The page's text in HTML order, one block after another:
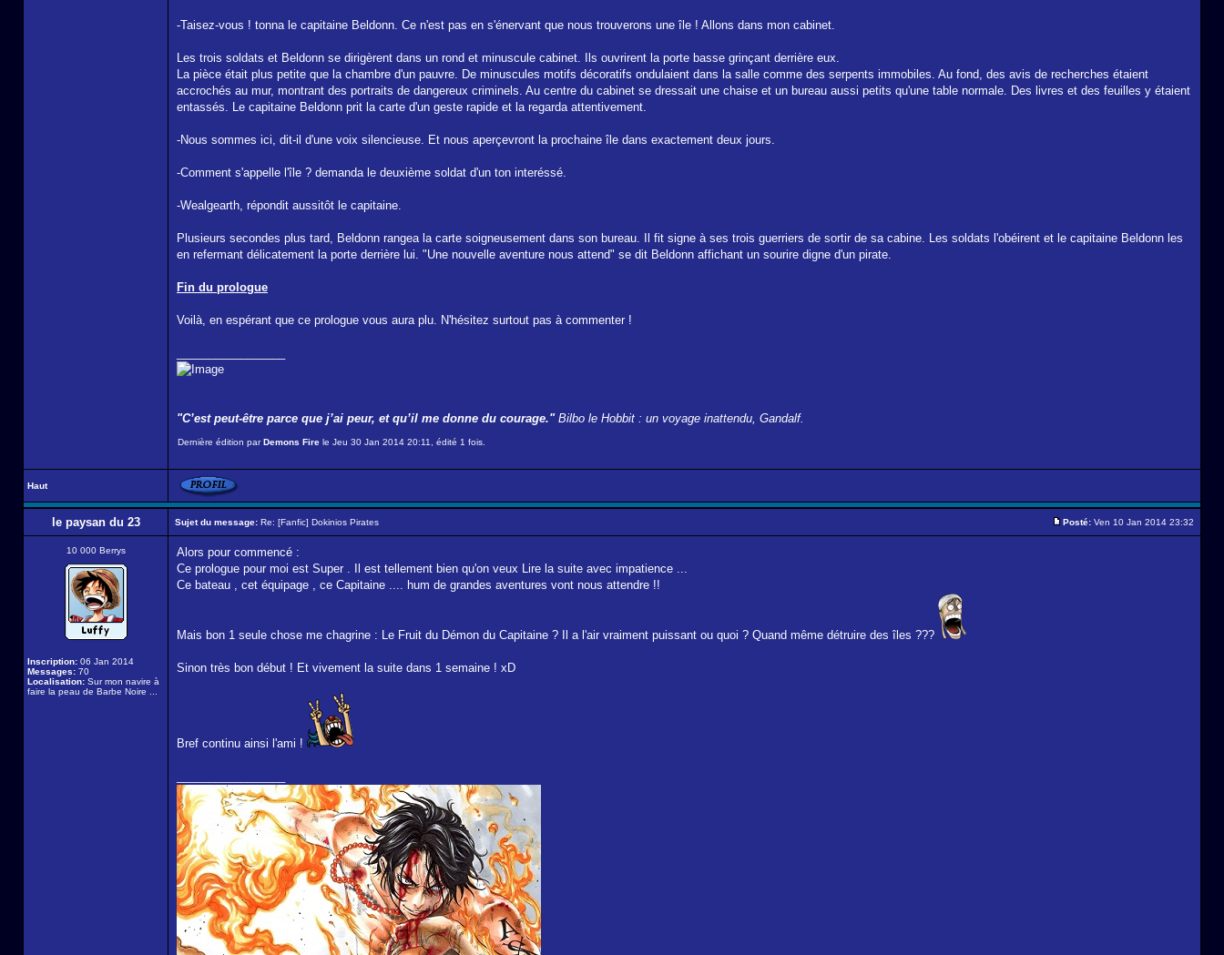
-Taisez-vous ! tonna le capitaine Beldonn. Ce n'est pas en s'énervant que nous trouverons une île ! Allons dans mon cabinet.
Les trois soldats et Beldonn se dirigèrent dans un rond et minuscule cabinet. Ils ouvrirent la porte basse grinçant derrière eux.
La pièce était plus petite que la chambre d'un pauvre. De minuscules motifs décoratifs ondulaient dans la salle comme des serpents immobiles. Au fond, des avis de recherches étaient
accrochés au mur, montrant des portraits de dangereux criminels. Au centre du cabinet se dressait une chaise et un bureau aussi petits qu'une table normale. Des livres et des feuilles y étaient
entassés. Le capitaine Beldonn prit la carte d'un geste rapide et la regarda attentivement.
-Nous sommes ici, dit-il d'une voix silencieuse. Et nous aperçevront la prochaine île dans exactement deux jours.
-Comment s'appelle l'île ? demanda le deuxième soldat d'un ton interéssé.
-Wealgearth, répondit aussitôt le capitaine.
Plusieurs secondes plus tard, Beldonn rangea la carte soigneusement dans son bureau. Il fit signe à ses trois guerriers de sortir de sa cabine. Les soldats l'obéirent et le capitaine Beldonn les
en refermant délicatement la porte derrière lui. "Une nouvelle aventure nous attend" se dit Beldonn affichant un sourire digne d'un pirate.
Fin du prologue
Voilà, en espérant que ce prologue vous aura plu. N'hésitez surtout pas à commenter !
"C’est peut-être parce que j’ai peur, et qu’il me donne du courage." Bilbo le Hobbit : un voyage inattendu, Gandalf.
Dernière édition parDemons Fire le Jeu 30 Jan 2014 20:11, édité 1 fois.
Haut
le paysan du 23 Sujet du message: Re: [Fanfic] Dokinios Pirates Posté: Ven 10 Jan 2014 23:32
10 000 Berrys
Inscription: 06 Jan 2014
Messages: 70
Localisation: Sur mon navire à
faire la peau de Barbe Noire ...
Alors pour commencé :
Ce prologue pour moi est Super . Il est tellement bien qu'on veux Lire la suite avec impatience ...
Ce bateau , cet équipage , ce Capitaine .... hum de grandes aventures vont nous attendre !!
Mais bon 1 seule chose me chagrine : Le Fruit du Démon du Capitaine ? Il a l'air vraiment puissant ou quoi ? Quand même détruire des îles ???
Sinon très bon début ! Et vivement la suite dans 1 semaine ! xD
Bref continu ainsi l'ami !